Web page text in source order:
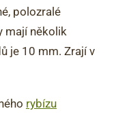
polozralé
mají několik
je 10 mm. Zrají v
rybízu